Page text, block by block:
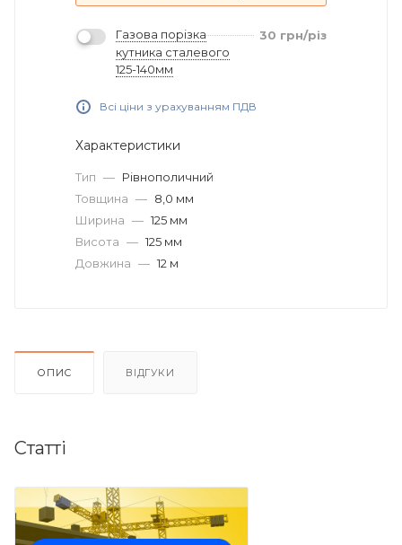
Газова порізка
кутника сталевого
125-140мм
30 грн/різ
Всі ціни з урахуванням ПДВ
Характеристики
Тип — Рівнополичний
Товщина — 8,0 мм
Ширина — 125 мм
Висота — 125 мм
Довжина — 12 м
ОПИС ВІДГУКИ
Статті